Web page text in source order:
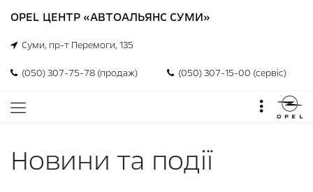
OPEL ЦЕНТР «АВТОАЛЬЯНС СУМИ»
Суми, пр-т Перемоги, 135
(050) 307-75-78 (продаж) (050) 307-15-00 (сервіс)
Новини та події